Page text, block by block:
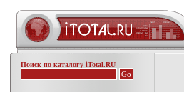
Поиск по каталогу iTotal.RU